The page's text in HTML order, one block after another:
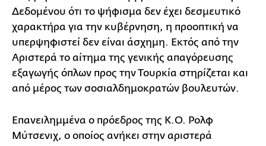
Δεδομένου ότι το ψήφισμα δεν έχει δεσμευτικό
χαρακτήρα για την κυβέρνηση, η προοπτική να
υπερψηφιστεί δεν είναι άσχημη. Εκτός από την
Αριστερά το αίτημα της γενικής απαγόρευσης
εξαγωγής όπλων προς την Τουρκία στηρίζεται και
από μέρος των σοσιαλδημοκρατών βουλευτών.
Επανειλημμένα ο πρόεδρος της Κ.Ο. Ρολφ
Μύτσενιχ, o oποίος ανήκει στην αριστερά